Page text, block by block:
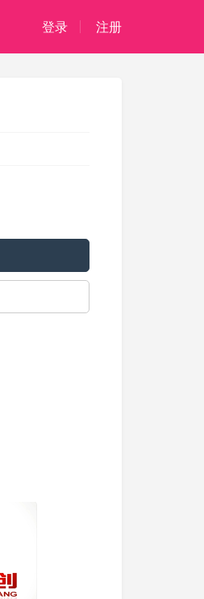
登录 注册